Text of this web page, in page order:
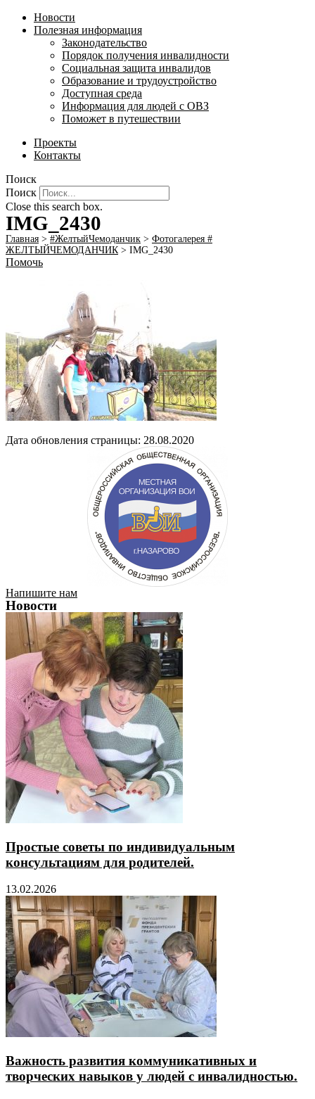
Новости
Полезная информация
Законодательство
Порядок получения инвалидности
Социальная защита инвалидов
Образование и трудоустройство
Доступная среда
Информация для людей с ОВЗ
Поможет в путешествии
Проекты
Контакты
Поиск
Поиск
Close this search box.
IMG_2430
Главная > #ЖелтыйЧемоданчик > Фотогалерея #
ЖЕЛТЫЙЧЕМОДАНЧИК> IMG_2430
Помочь
Дата обновления страницы: 28.08.2020
Напишите нам
Новости
Простые советы по индивидуальным
консультациям для родителей.
13.02.2026
Важность развития коммуникативных и
творческих навыков у людей с инвалидностью.